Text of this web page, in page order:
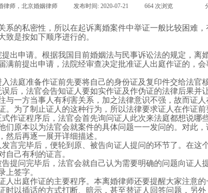
律师，北京婚姻律师 发布时间: 2020-07-21 664 次浏览
系的私密性，所以在起诉离婚案件中举证一般比较困难
致是按如下顺序进行的。
提出申请。根据我国目前婚姻法与民事诉讼法的规定，离
满前提出申请，法院经审查决定批准证人出庭作证的，
入法庭准备作证前先要将自己的身份证及复印件交给法官核
误后，法官会告知证人要如实作证及作伪证的法律后果
与一方当事人有利害关系，加之法律意识不强，故而证
。为了制止证人的这种行为，所以法律要求证人在作证前
式作证程序后，法官会首先询问证人此次来法庭都想说
们原本以为法官会就案件的具体问题一一发问的。对此
然后再逐一展开详细描述。
发言完毕后，便轮到原、被告向证人提问的环节了。在这
自己有利的证言。
告提问完毕后，法官会就自己认为需要明确的问题向证
上签字。
人出庭作证的主要程序。本离婚律师还要提醒大家注意
时以插话的方式打断、暗示，甚至替证人回答问题，另